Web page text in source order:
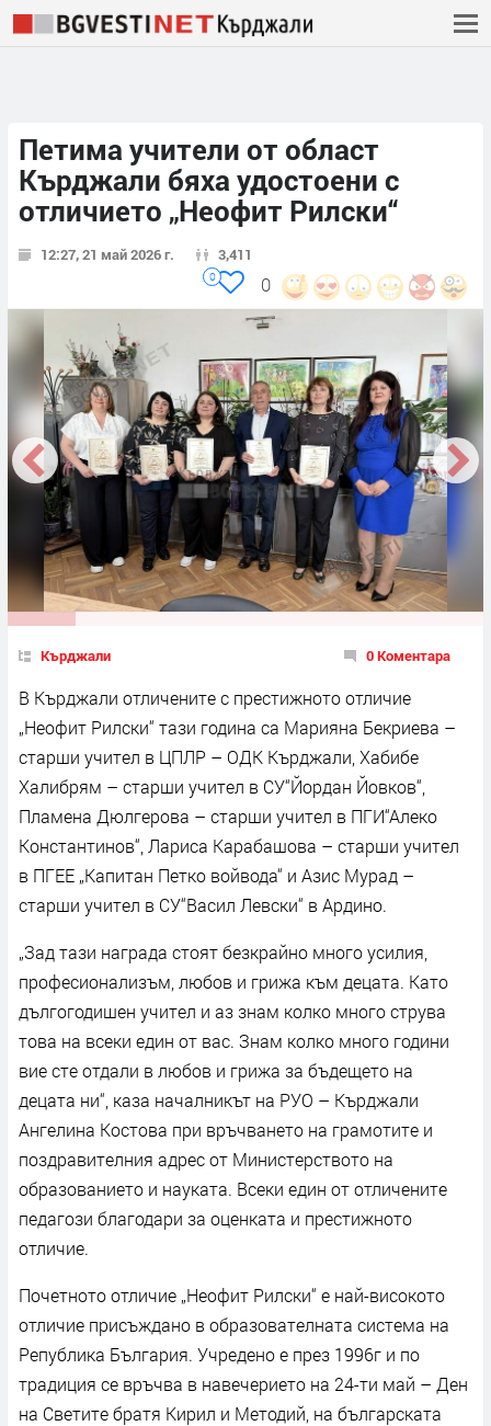
Петима учители от област
Кърджали бяха удостоени с
отличието „Неофит Рилски“
12:27, 21 май 2026 г. 3,411
0
0
Кърджали 0 Коментара
В Кърджали отличените с престижното отличие
„Неофит Рилски“ тази година са Марияна Бекриева –
старши учител в ЦПЛР – ОДК Кърджали, Хабибе
Халибрям – старши учител в СУ“Йордан Йовков“,
Пламена Дюлгерова – старши учител в ПГИ“Алеко
Константинов“, Лариса Карабашова – старши учител
в ПГЕЕ „Капитан Петко войвода“ и Азис Мурад –
старши учител в СУ“Васил Левски“ в Ардино.
„Зад тази награда стоят безкрайно много усилия,
професионализъм, любов и грижа към децата. Като
дългогодишен учител и аз знам колко много струва
това на всеки един от вас. Знам колко много години
вие сте отдали в любов и грижа за бъдещето на
децата ни“, каза началникът на РУО – Кърджали
Ангелина Костова при връчването на грамотите и
поздравителния адрес от Министерството на
образованието и науката. Всеки един от отличените
педагози благодари за оценката и престижното
отличие.
Почетното отличие „Неофит Рилски“ е най-високото
отличие присъждано в образователната система на
Република България. Учредено е през 1996г и по
традиция се връчва в навечерието на 24-ти май – Ден
на Светите братя Кирил и Методий, на българската